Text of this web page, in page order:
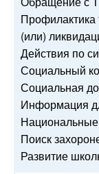
(или)
Действия по
Социальный
Социальная
Информация
Поиск
Развитие